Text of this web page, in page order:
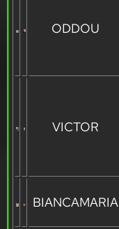
ODDOU
VICTOR
BIANCAMARIA